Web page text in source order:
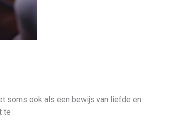
soms ook als een bewijs van liefde en
te